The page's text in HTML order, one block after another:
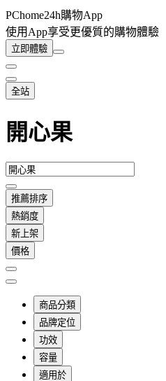
PChome24h購物App
使用App享受更優質的購物體驗
立即體驗
全站
開心果
推薦排序
熱銷度
新上架
價格
商品分類
品牌定位
功效
容量
適用於